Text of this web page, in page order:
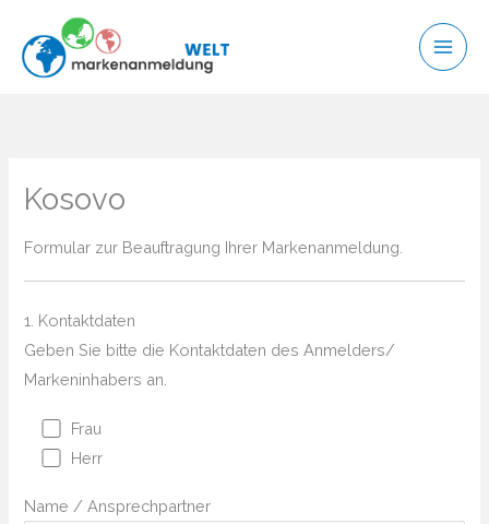
Inhalt
springen
Kosovo
Formular zur Beauftragung Ihrer Markenanmeldung.
1. Kontaktdaten
Geben Sie bitte die Kontaktdaten des Anmelders/
Markeninhabers an.
Frau
Herr
Name / Ansprechpartner